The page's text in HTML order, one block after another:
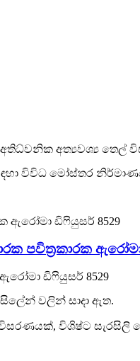
අතිධ්වනික අත්‍යවශ්‍ය තෙල්
විවිධ මෝස්තර
පවිත්‍රකාරක
ඩිෆියුසර් 8529
වලින් සාදා ඇත.
විශිෂ්ට